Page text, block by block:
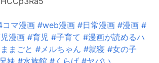
マ漫画 #web漫画 #日常漫画 #漫画 #
漫画 #育児 #子育て #漫画が読めるハ
まごと #メルちゃん #就寝 #女の子